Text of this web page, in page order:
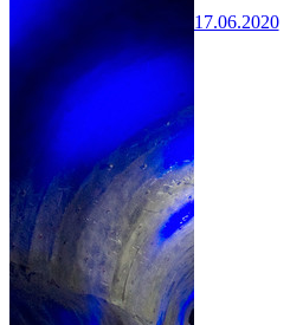
17.06.2020